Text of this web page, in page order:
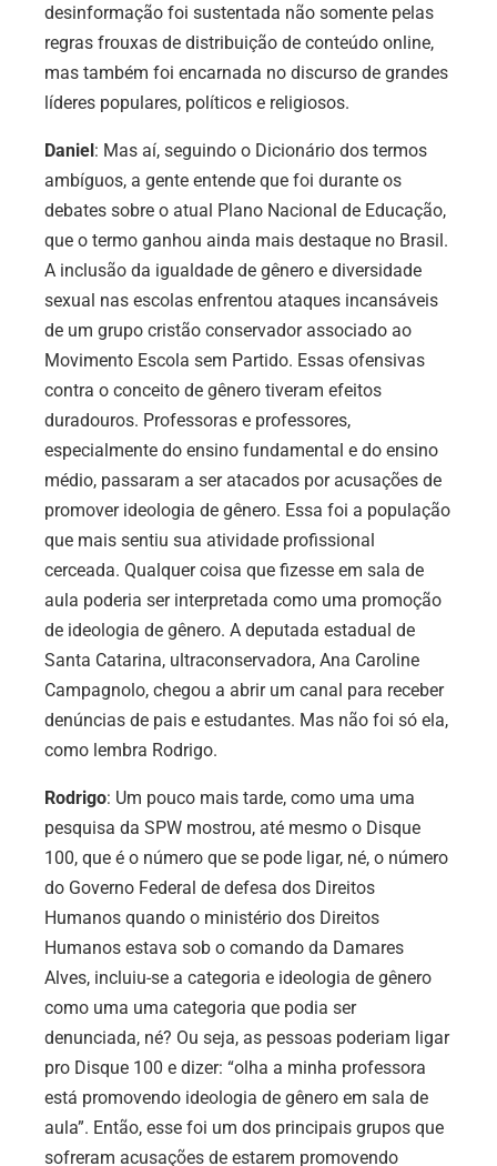
desinformação foi sustentada não somente pelas
regras frouxas de distribuição de conteúdo online,
mas também foi encarnada no discurso de grandes
líderes populares, políticos e religiosos.
Daniel : Mas aí, seguindo o Dicionário dos termos
ambíguos, a gente entende que foi durante os
debates sobre o atual Plano Nacional de Educação,
que o termo ganhou ainda mais destaque no Brasil.
A inclusão da igualdade de gênero e diversidade
sexual nas escolas enfrentou ataques incansáveis
de um grupo cristão conservador associado ao
Movimento Escola sem Partido. Essas ofensivas
contra o conceito de gênero tiveram efeitos
duradouros. Professoras e professores,
especialmente do ensino fundamental e do ensino
médio, passaram a ser atacados por acusações de
promover ideologia de gênero. Essa foi a população
que mais sentiu sua atividade profissional
cerceada. Qualquer coisa que fizesse em sala de
aula poderia ser interpretada como uma promoção
de ideologia de gênero. A deputada estadual de
Santa Catarina, ultraconservadora, Ana Caroline
Campagnolo, chegou a abrir um canal para receber
denúncias de pais e estudantes. Mas não foi só ela,
como lembra Rodrigo.
Rodrigo: Um pouco mais tarde, como uma uma
pesquisa da SPW mostrou, até mesmo o Disque
100, que é o número que se pode ligar, né, o número
do Governo Federal de defesa dos Direitos
Humanos quando o ministério dos Direitos
Humanos estava sob o comando da Damares
Alves, incluiu-se a categoria e ideologia de gênero
como uma uma categoria que podia ser
denunciada, né? Ou seja, as pessoas poderiam ligar
pro Disque 100 e dizer: “olha a minha professora
está promovendo ideologia de gênero em sala de
aula”. Então, esse foi um dos principais grupos que
sofreram acusações de estarem promovendo